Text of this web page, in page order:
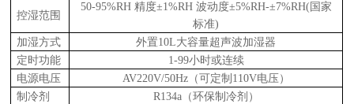
控湿范围
50-95%RH 精度±1%RH 波动度±5%RH-±7%RH(国家
标准)
加湿方式
外置10L大容量超声波加湿器
定时功能
1-99小时或连续
电源电压
AV220V/50Hz（可定制110V电压）
制冷剂
R134a（环保制冷剂）